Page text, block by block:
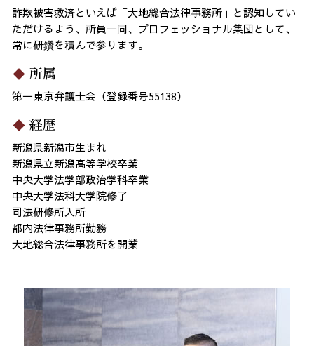
詐欺被害救済といえば「大地総合法律事務所」と認知してい
ただけるよう、所員一同、プロフェッショナル集団として、
常に研鑽を積んで参ります。
所属
第一東京弁護士会（登録番号55138）
経歴
新潟県新潟市生まれ
新潟県立新潟高等学校卒業
中央大学法学部政治学科卒業
中央大学法科大学院修了
司法研修所入所
都内法律事務所勤務
大地総合法律事務所を開業